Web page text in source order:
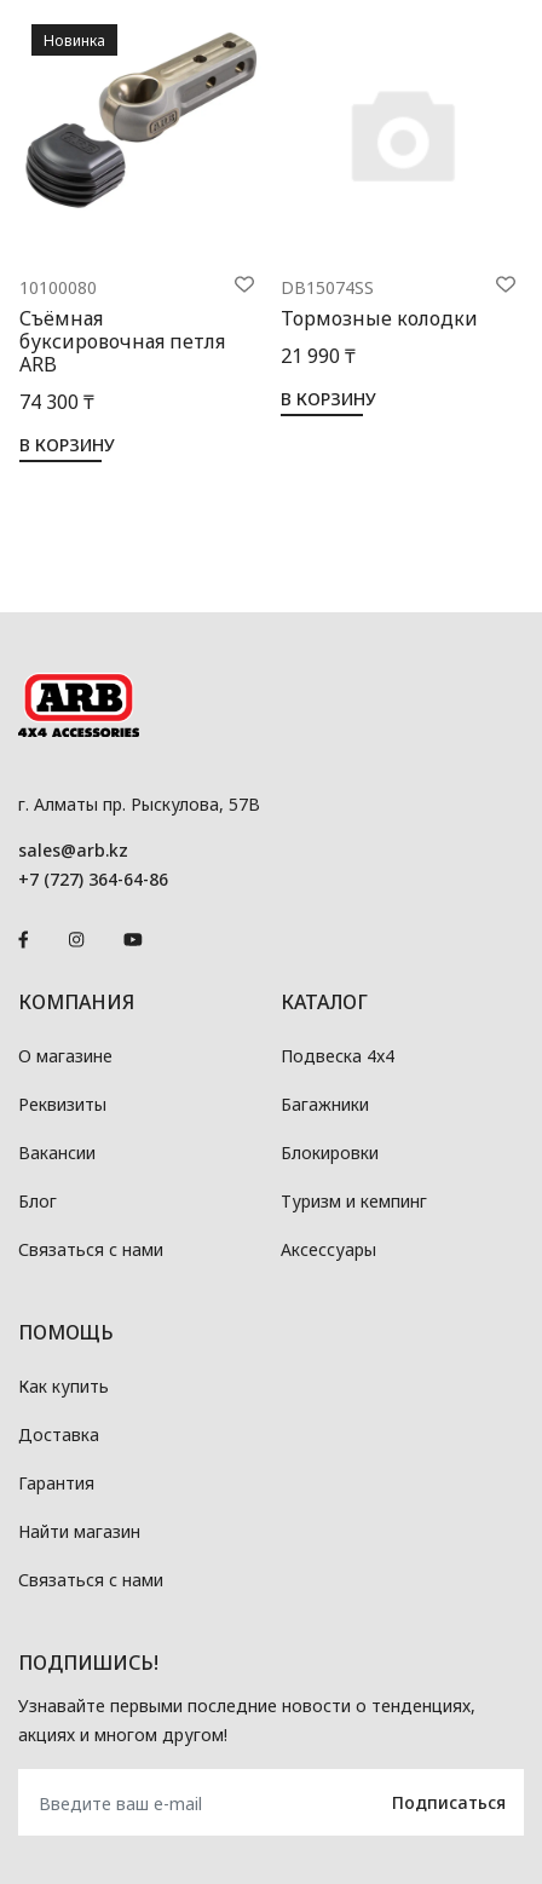
10100080
Съёмная
буксировочная петля
ARB
74 300 ₸
В КОРЗИНУ
Новинка
DB15074SS
Тормозные колодки
21 990 ₸
В КОРЗИНУ
г. Алматы пр. Рыскулова, 57В
sales@arb.kz
+7 (727) 364-64-86
КОМПАНИЯ
О магазине
Реквизиты
Вакансии
Блог
Связаться с нами
КАТАЛОГ
Подвеска 4x4
Багажники
Блокировки
Туризм и кемпинг
Аксессуары
ПОМОЩЬ
Как купить
Доставка
Гарантия
Найти магазин
Связаться с нами
ПОДПИШИСЬ!
Узнавайте первыми последние новости о тенденциях,
акциях и многом другом!